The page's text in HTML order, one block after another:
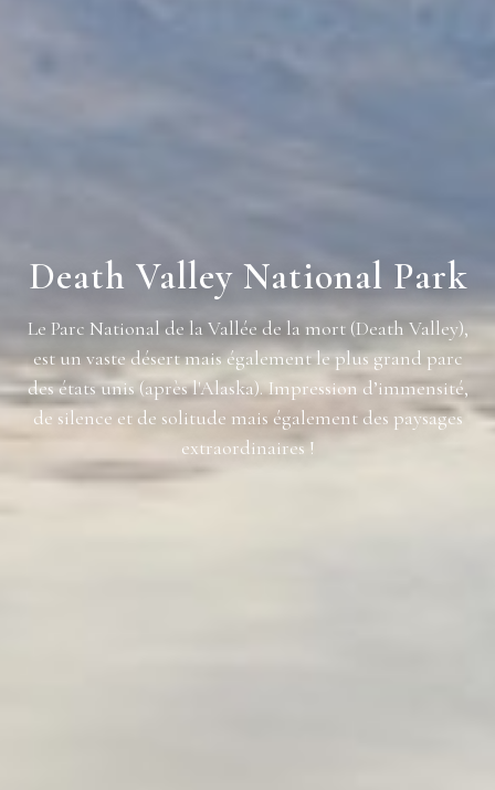
Death Valley National Park
Le Parc National de la Vallée de la mort (Death Valley),
est un vaste désert mais également le plus grand parc
des états unis (après l'Alaska). Impression d’immensité,
de silence et de solitude mais également des paysages
extraordinaires !